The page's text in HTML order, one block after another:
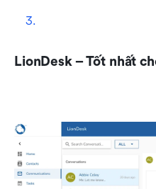
LionDesk – Tốt nhất